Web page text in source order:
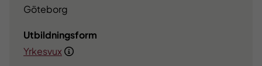
Göteborg
Utbildningsform
Yrkesvux